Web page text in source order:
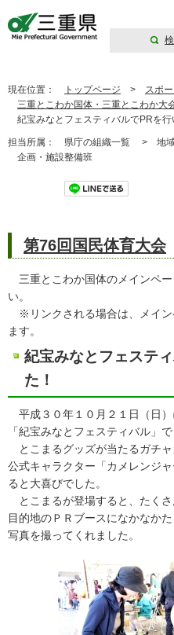
現在位置： トップページ > スポ
三重とこわか国体・三重とこわか大
紀宝みなとフェスティバルでPRを行
担当所属： 県庁の組織一覧 > 地
企画・施設整備班
第76回国民体育大会
三重とこわか国体のメインペ
い。
※リンクされる場合は、メイン
ます。
紀宝みなとフェステ
た！
平成３０年１０月２１日（日
「紀宝みなとフェスティバル」
とこまるグッズが当たるガチ
公式キャラクター「カメレンジ
ると大喜びでした。
とこまるが登場すると、たくさ
目的地のＰＲブースになかなか
写真を撮ってくれました。